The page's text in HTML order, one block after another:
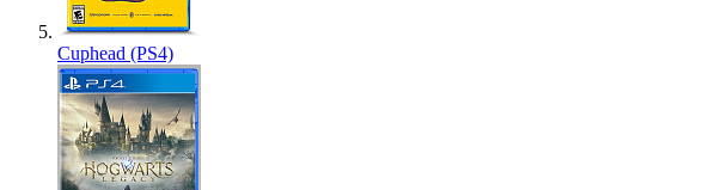
Cuphead (PS4)